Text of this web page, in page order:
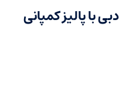
با پالیز کمپانی